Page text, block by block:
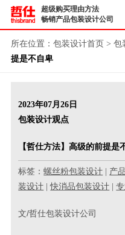
超级购买理由方法
畅销产品包装设计公司
所在位置： 包装设计首页 > 包
提是不自卑
2023年07月26日
包装设计观点
【哲仕方法】高级的前提是
标签：螺丝粉包装设计 产
装设计 |快消品包装设计 |
文/哲仕包装设计公司